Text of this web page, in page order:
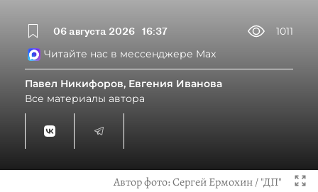
06 августа 2026 16:37
1011
Читайте нас в мессенджере Max
Павел Никифоров, Евгения Иванова
Все материалы автора
Автор фото:Сергей Ермохин / "ДП"